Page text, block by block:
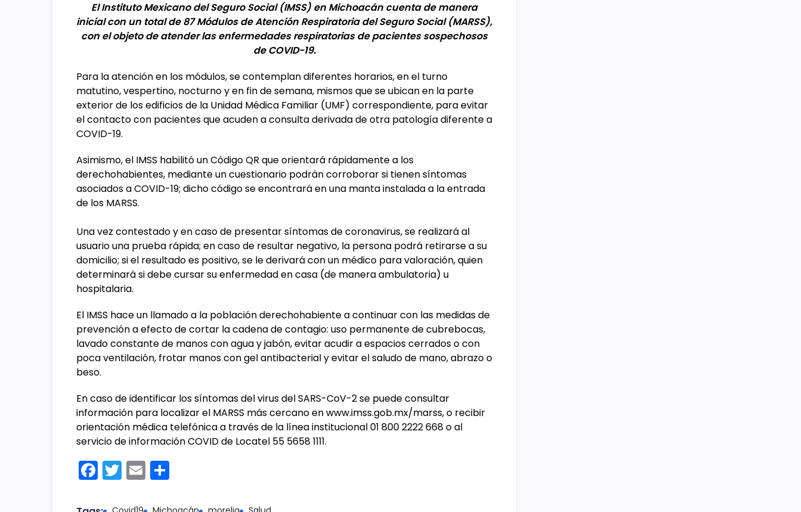
El Instituto Mexicano del Seguro Social (IMSS) en Michoacán cuenta de manera
inicial con un total de 87 Módulos de Atención Respiratoria del Seguro Social (MARSS),
con el objeto de atender las enfermedades respiratorias de pacientes sospechosos
de COVID-19.
Para la atención en los módulos, se contemplan diferentes horarios, en el turno
matutino, vespertino, nocturno y en fin de semana, mismos que se ubican en la parte
exterior de los edificios de la Unidad Médica Familiar (UMF) correspondiente, para evitar
el contacto con pacientes que acuden a consulta derivada de otra patología diferente a
COVID-19.
Asimismo, el IMSS habilitó un Código QR que orientará rápidamente a los
derechohabientes, mediante un cuestionario podrán corroborar si tienen síntomas
asociados a COVID-19; dicho código se encontrará en una manta instalada a la entrada
de los MARSS.
Una vez contestado y en caso de presentar síntomas de coronavirus, se realizará al
usuario una prueba rápida; en caso de resultar negativo, la persona podrá retirarse a su
domicilio; si el resultado es positivo, se le derivará con un médico para valoración, quien
determinará si debe cursar su enfermedad en casa (de manera ambulatoria) u
hospitalaria.
El IMSS hace un llamado a la población derechohabiente a continuar con las medidas de
prevención a efecto de cortar la cadena de contagio: uso permanente de cubrebocas,
lavado constante de manos con agua y jabón, evitar acudir a espacios cerrados o con
poca ventilación, frotar manos con gel antibacterial y evitar el saludo de mano, abrazo o
beso.
En caso de identificar los síntomas del virus del SARS-CoV-2 se puede consultar
información para localizar el MARSS más cercano en www.imss.gob.mx/marss, o recibir
orientación médica telefónica a través de la línea institucional 01 800 2222 668 o al
servicio de información COVID de Locatel 55 5658 1111.
F T E